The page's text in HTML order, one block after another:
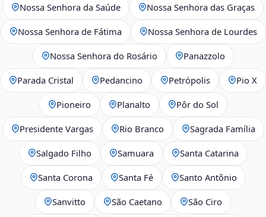
Nossa Senhora da Saúde Nossa Senhora das Graças
Nossa Senhora de Fátima Nossa Senhora de Lourdes
Nossa Senhora do Rosário Panazzolo
Parada Cristal Pedancino Petrópolis Pio X
Pioneiro Planalto Pôr do Sol
Presidente Vargas Rio Branco Sagrada Família
Salgado Filho Samuara Santa Catarina
Santa Corona Santa Fé Santo Antônio
Sanvitto São Caetano São Ciro